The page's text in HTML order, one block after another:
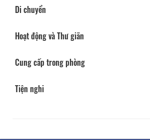
Di chuyển
Hoạt động và Thư giãn
Cung cấp trong phòng
Tiện nghi